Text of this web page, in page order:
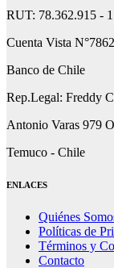
RUT: 78.362.915 - 1
Cuenta Vista
Banco de Chile
Rep.Legal: Freddy
Antonio Varas 979
Temuco - Chile
ENLACES
Quiénes
Políticas de
Términos y
Contacto